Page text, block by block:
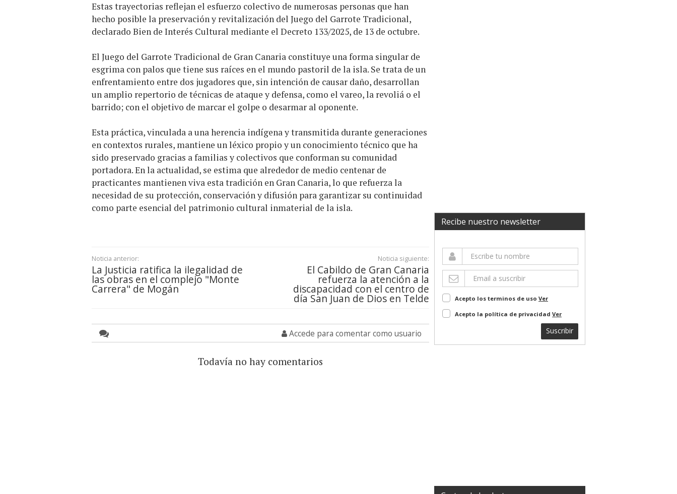
Estas trayectorias reflejan el esfuerzo colectivo de numerosas personas que han
hecho posible la preservación y revitalización del Juego del Garrote Tradicional,
declarado Bien de Interés Cultural mediante el Decreto 133/2025, de 13 de octubre.
El Juego del Garrote Tradicional de Gran Canaria constituye una forma singular de
esgrima con palos que tiene sus raíces en el mundo pastoril de la isla. Se trata de un
enfrentamiento entre dos jugadores que, sin intención de causar daño, desarrollan
un amplio repertorio de técnicas de ataque y defensa, como el vareo, la revoliá o el
barrido; con el objetivo de marcar el golpe o desarmar al oponente.
Esta práctica, vinculada a una herencia indígena y transmitida durante generaciones
en contextos rurales, mantiene un léxico propio y un conocimiento técnico que ha
sido preservado gracias a familias y colectivos que conforman su comunidad
portadora. En la actualidad, se estima que alrededor de medio centenar de
practicantes mantienen viva esta tradición en Gran Canaria, lo que refuerza la
necesidad de su protección, conservación y difusión para garantizar su continuidad
como parte esencial del patrimonio cultural inmaterial de la isla.
Noticia anterior:
La Justicia ratifica la ilegalidad de
las obras en el complejo "Monte
Carrera" de Mogán
Noticia siguiente:
El Cabildo de Gran Canaria
refuerza la atención a la
discapacidad con el centro de
día San Juan de Dios en Telde
Accede para comentar como usuario
Todavía no hay comentarios
Recibe nuestro newsletter
Acepto los terminos de uso Ver
Acepto la política de privacidad Ver
Suscribir